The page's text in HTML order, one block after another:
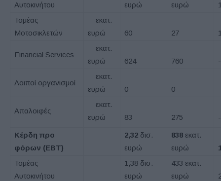
Αυτοκινήτου
ευρώ
ευρώ
Τομέας
Μοτοσικλετών
εκατ.
ευρώ
60 27
Financial Services
εκατ.
ευρώ
624 760
Λοιποί οργανισμοί
εκατ.
ευρώ
0 0
Απαλοιφές
εκατ.
ευρώ
83 275
Κέρδη προ
φόρων (EBT)
2,32 δισ.
ευρώ
838 εκατ.
ευρώ
Τομέας
Αυτοκινήτου
1,38 δισ.
ευρώ
433 εκατ.
ευρώ